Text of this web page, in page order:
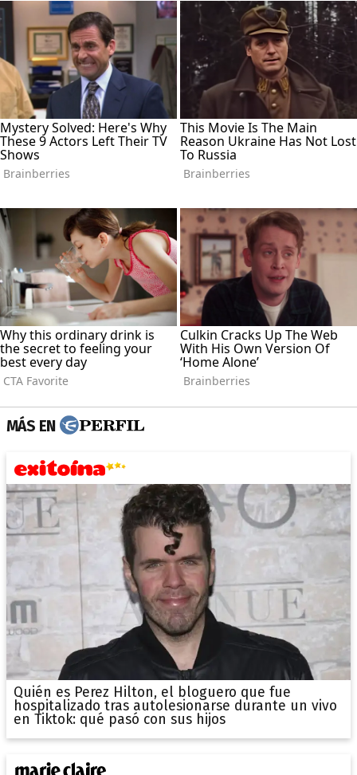
MÁS EN
Quién es Perez Hilton, el bloguero que fue
hospitalizado tras autolesionarse durante un vivo
en Tiktok: qué pasó con sus hijos